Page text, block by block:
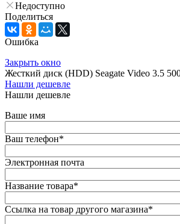
Недоступно
Поделиться
Ошибка
Закрыть окно
Жесткий диск (HDD) Seagate Video 3.5
Нашли дешевле
Нашли дешевле
Ваше имя
Ваш телефон*
Электронная почта
Название товара*
Ссылка на товар другого магазина*